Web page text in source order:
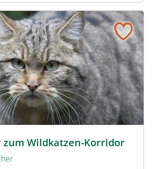
zum Wildkatzen-Korridor
Korridor